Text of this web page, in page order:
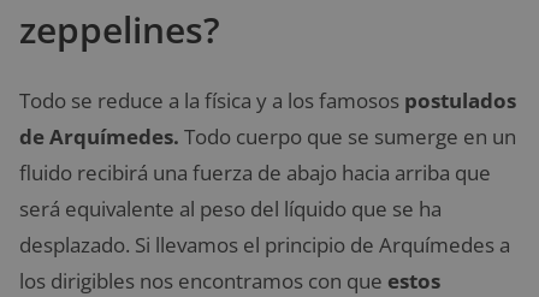
zeppelines?
Todo se reduce a la física y a los famosos postulados
de Arquímedes. Todo cuerpo que se sumerge en un
fluido recibirá una fuerza de abajo hacia arriba que
será equivalente al peso del líquido que se ha
desplazado. Si llevamos el principio de Arquímedes a
los dirigibles nos encontramos con que estos